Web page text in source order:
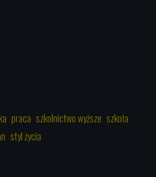
praca szkolnictwo wyższe szkoła
styl życia